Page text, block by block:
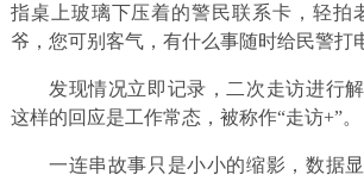
指桌上玻璃下压着的警民联系卡，轻拍
爷，您可别客气，有什么事随时给民警打
发现情况立即记录，二次走访进行
这样的回应是工作常态，被称作“走访+”。
一连串故事只是小小的缩影，数据